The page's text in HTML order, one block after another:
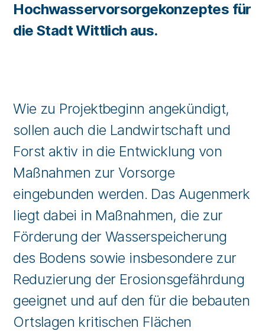
Hochwasservorsorgekonzeptes für
die Stadt Wittlich aus.
Wie zu Projektbeginn angekündigt,
sollen auch die Landwirtschaft und
Forst aktiv in die Entwicklung von
Maßnahmen zur Vorsorge
eingebunden werden. Das Augenmerk
liegt dabei in Maßnahmen, die zur
Förderung der Wasserspeicherung
des Bodens sowie insbesondere zur
Reduzierung der Erosionsgefährdung
geeignet und auf den für die bebauten
Ortslagen kritischen Flächen